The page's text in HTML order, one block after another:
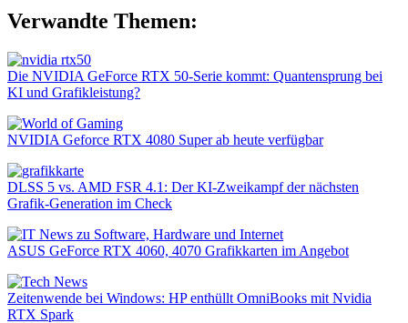
Verwandte Themen:
Die NVIDIA GeForce RTX 50-Serie kommt: Quantensprung bei
KI und Grafikleistung?
NVIDIA Geforce RTX 4080 Super ab heute verfügbar
DLSS 5 vs. AMD FSR 4.1: Der KI-Zweikampf der nächsten
Grafik-Generation im Check
ASUS GeForce RTX 4060, 4070 Grafikkarten im Angebot
Zeitenwende bei Windows: HP enthüllt OmniBooks mit Nvidia
RTX Spark